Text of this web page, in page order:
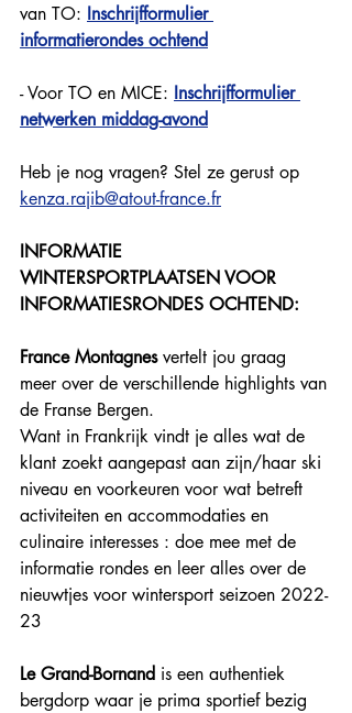
van TO: Inschrijfformulier
informatierondes ochtend
- Voor TO en MICE: Inschrijfformulier
netwerken middag-avond
Heb je nog vragen? Stel ze gerust op
kenza.rajib@atout-france.fr
INFORMATIE
WINTERSPORTPLAATSEN VOOR
INFORMATIESRONDES OCHTEND:
France Montagnes vertelt jou graag
meer over de verschillende highlights van
de Franse Bergen.
Want in Frankrijk vindt je alles wat de
klant zoekt aangepast aan zijn/haar ski
niveau en voorkeuren voor wat betreft
activiteiten en accommodaties en
culinaire interesses : doe mee met de
informatie rondes en leer alles over de
nieuwtjes voor wintersport seizoen 2022-
23
Le Grand-Bornand is een authentiek
bergdorp waar je prima sportief bezig